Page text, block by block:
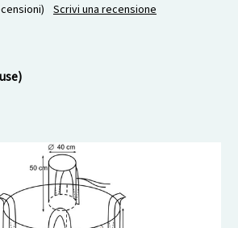
Scrivi una recensione